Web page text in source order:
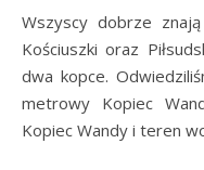
Wszyscy dobrze znają trzy krakowskie kopce: Krakusa,
Kościuszki oraz
dwa kopce.
metrowy Kopiec
Kopiec Wandy i teren